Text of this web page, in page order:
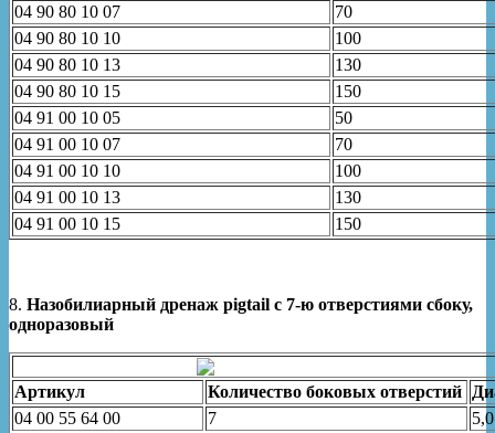
04 90 80 10 07
70
04 90 80 10 10
100
04 90 80 10 13
130
04 90 80 10 15
150
04 91 00 10 05
50
04 91 00 10 07
70
04 91 00 10 10
100
04 91 00 10 13
130
04 91 00 10 15
150
8. Назобилиарный дренаж pigtail с 7-ю отверстиями сбоку,
одноразовый
Артикул Количество боковых отверстий
04 00 55 64 00
7
5,0